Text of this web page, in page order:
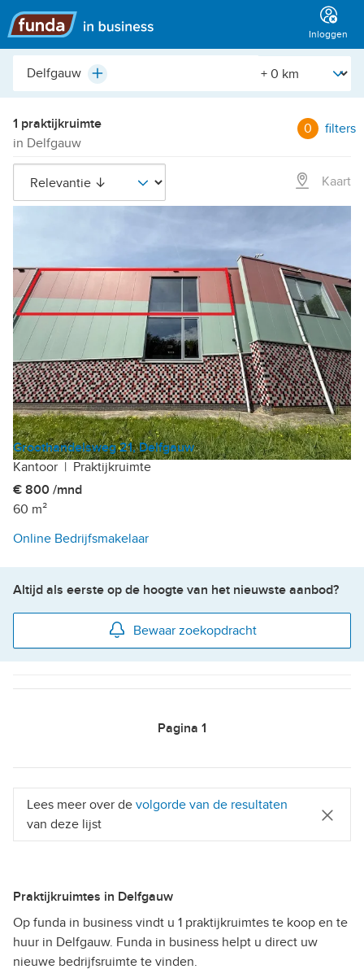
Hoofdmenu
Inloggen
Plaats,
etc.
Plus [Straal]
1 praktijkruimte
in Delfgauw
0 filters
Kaart
Groothandelsweg 21, Delfgauw
Kantoor | Praktijkruimte
€ 800 /mnd
60 m²
Online Bedrijfsmakelaar
Altijd als eerste op de hoogte van het nieuwste aanbod?
Bewaar zoekopdracht
Pagina 1
Lees meer over de volgorde van de resultaten
van deze lijst
Praktijkruimtes in Delfgauw
Op funda in business vindt u 1 praktijkruimtes te koop en te
huur in Delfgauw. Funda in business helpt u direct uw
nieuwe bedrijfsruimte te vinden.